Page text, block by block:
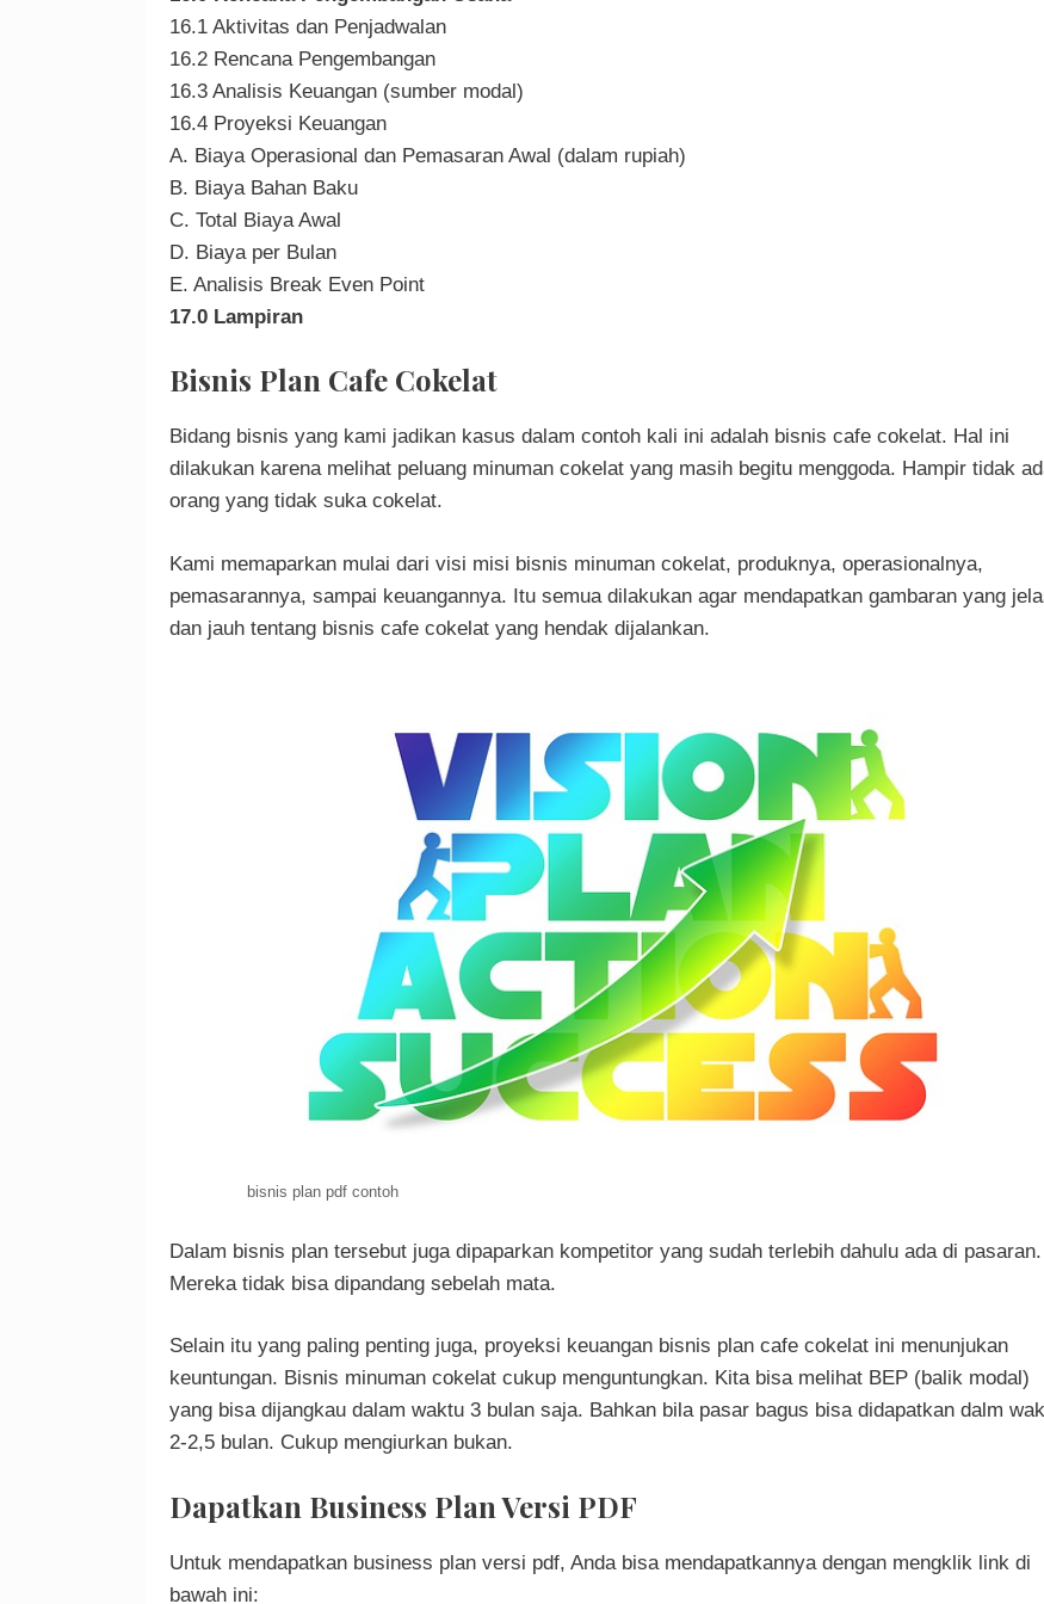
16.1 Aktivitas dan Penjadwalan
16.2 Rencana Pengembangan
16.3 Analisis Keuangan (sumber modal)
16.4 Proyeksi Keuangan
A. Biaya Operasional dan Pemasaran Awal (dalam rupiah)
B. Biaya Bahan Baku
C. Total Biaya Awal
D. Biaya per Bulan
E. Analisis Break Even Point
17.0 Lampiran
Bisnis Plan Cafe Cokelat
Bidang bisnis yang kami jadikan kasus dalam contoh kali ini adalah bisnis cafe cokelat. Hal ini
dilakukan karena melihat peluang minuman cokelat yang masih begitu menggoda. Hampir tidak
orang yang tidak suka cokelat.
Kami memaparkan mulai dari visi misi bisnis minuman cokelat, produknya, operasionalnya,
pemasarannya, sampai keuangannya. Itu semua dilakukan agar mendapatkan gambaran yang
dan jauh tentang bisnis cafe cokelat yang hendak dijalankan.
bisnis plan pdf contoh
Dalam bisnis plan tersebut juga dipaparkan kompetitor yang sudah terlebih dahulu ada di pasaran.
Mereka tidak bisa dipandang sebelah mata.
Selain itu yang paling penting juga, proyeksi keuangan bisnis plan cafe cokelat ini menunjukan
keuntungan. Bisnis minuman cokelat cukup menguntungkan. Kita bisa melihat BEP (balik modal)
yang bisa dijangkau dalam waktu 3 bulan saja. Bahkan bila pasar bagus bisa didapatkan dalm
2-2,5 bulan. Cukup mengiurkan bukan.
Dapatkan Business Plan Versi PDF
Untuk mendapatkan business plan versi pdf, Anda bisa mendapatkannya dengan mengklik link di
bawah ini: